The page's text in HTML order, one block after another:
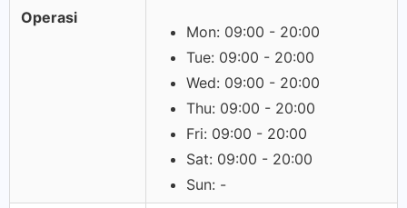
Operasi
Mon: 09:00 - 20:00
Tue: 09:00 - 20:00
Wed: 09:00 - 20:00
Thu: 09:00 - 20:00
Fri: 09:00 - 20:00
Sat: 09:00 - 20:00
Sun: -